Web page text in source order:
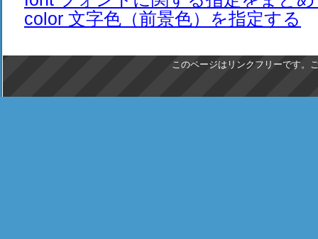
color 文字色（前景色）を指定する
このページはリンクフリーです。